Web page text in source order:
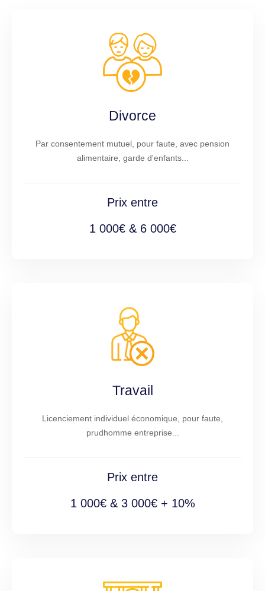
Divorce
Par consentement mutuel, pour faute, avec pension
alimentaire, garde d'enfants...
Prix entre
1 000€ & 6 000€
Travail
Licenciement individuel économique, pour faute,
prudhomme entreprise...
Prix entre
1 000€ & 3 000€ + 10%